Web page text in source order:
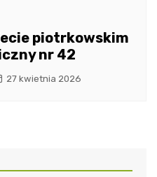
piotrkowskim
nr 42
27 kwietnia 2026